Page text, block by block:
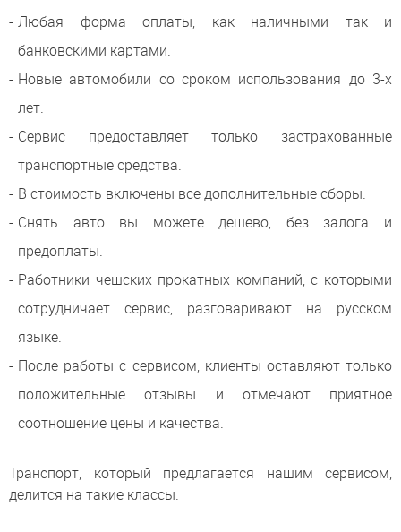
Любая форма оплаты, как наличными так и
банковскими картами.
Новые автомобили со сроком использования до 3-х
лет.
Сервис предоставляет только застрахованные
транспортные средства.
В стоимость включены все дополнительные сборы.
Снять авто вы можете дешево, без залога и
предоплаты.
Работники чешских прокатных компаний, с которыми
сотрудничает сервис, разговаривают на русском
языке.
После работы с сервисом, клиенты оставляют только
положительные отзывы и отмечают приятное
соотношение цены и качества.
Транспорт, который предлагается нашим сервисом,
делится на такие классы.